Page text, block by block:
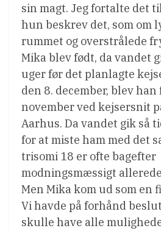
sin magt. Jeg fortalte det
hun beskrev det, som om
rummet og overstrålede
Mika blev født, da vandet
uger før det planlagte
den 8. december, blev han
november ved kejsersnit
Aarhus. Da vandet gik så
for at miste ham med det
trisomi 18 er ofte bagefter
modningsmæssigt
Men Mika kom ud som en
Vi havde på forhånd
skulle have alle